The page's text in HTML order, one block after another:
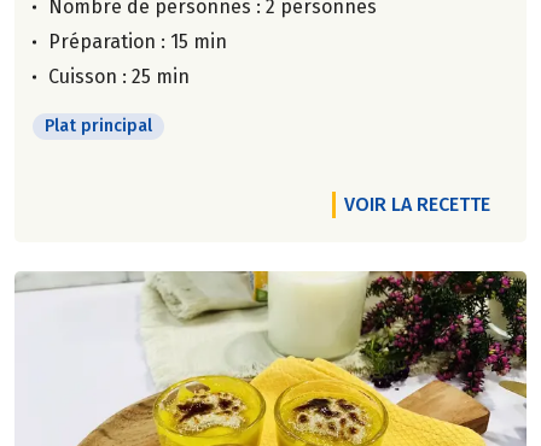
Nombre de personnes : 2 personnes
Préparation : 15 min
Cuisson : 25 min
Plat principal
VOIR LA RECETTE